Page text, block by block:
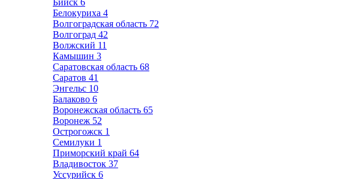
Бийск 6
Белокуриха 4
Волгоградская область 72
Волгоград 42
Волжский 11
Камышин 3
Саратовская область 68
Саратов 41
Энгельс 10
Балаково 6
Воронежская область 65
Воронеж 52
Острогожск 1
Семилуки 1
Приморский край 64
Владивосток 37
Уссурийск 6